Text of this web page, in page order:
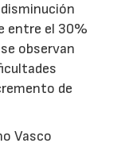
entre el 30%
observan
de
Vasco